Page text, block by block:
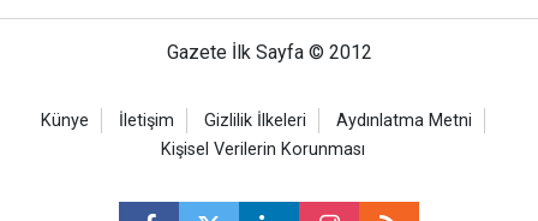
Gazete İlk Sayfa © 2012
Künye İletişim Gizlilik İlkeleri
Aydınlatma Metni
Kişisel Verilerin Korunması